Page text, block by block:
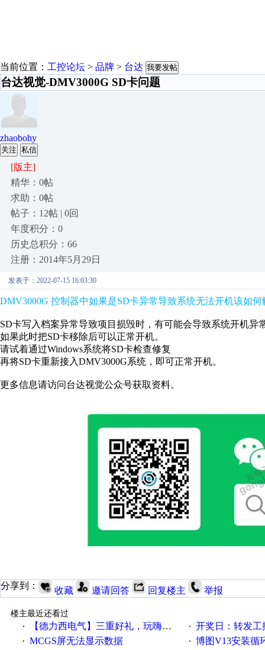
当前位置： 工控论坛 > 品牌 > 台达 我要发帖
台达视觉-DMV3000G SD卡问题
zhaobohy
关注 私信
[版主]
精华：0帖
求助：0帖
帖子：12帖 | 0回
年度积分：0
历史总积分：66
注册：2014年5月29日
发表于：2022-07-15 16:03:30
DMV3000G 控制器中如果是SD卡异常导致系统无法开机该如何
SD卡写入档案异常导致项目损毁时，有可能会导致系统开机异
如果此时把SD卡移除后可以正常开机。
请试着通过Windows系统将SD卡检查修复
再将SD卡重新接入DMV3000G系统，即可正常开机。
更多信息请访问台达视觉公众号获取资料。
分享到： 收藏 邀请回答 回复楼主 举报
楼主最近还看过
·
【德力西电气】三重好礼，玩嗨夏日！ · 开奖日：转发工控速派
· MCGS屏无法显示数据 · 博图V13安装循环重启